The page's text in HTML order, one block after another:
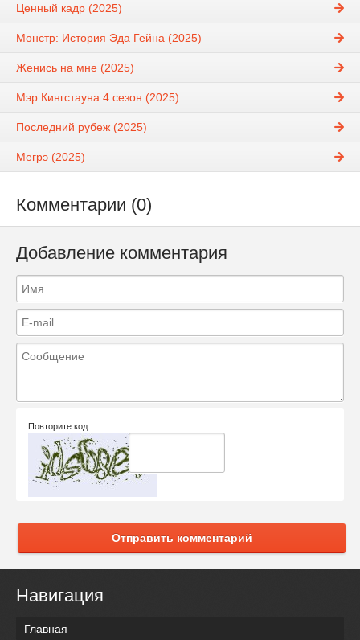
Ценный кадр (2025)
Монстр: История Эда Гейна (2025)
Женись на мне (2025)
Мэр Кингстауна 4 сезон (2025)
Последний рубеж (2025)
Мегрэ (2025)
Комментарии (0)
Добавление комментария
Повторите код:
Отправить комментарий
Навигация
Главная